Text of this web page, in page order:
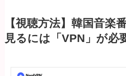
【視聴方法】韓国音楽
見るには「VPN」が必